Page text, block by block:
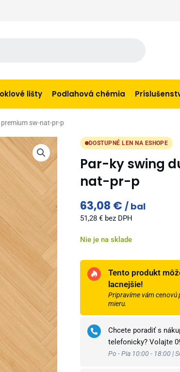
lišty Podlahová chémia
sw-nat-pr-p
DOSTUPNÉ LEN NA ESHOPE
Par-ky swing
nat-pr-p
63,08 € bal
51,28 € bez DPH
Nie je na sklade
Tento produkt
lacnejšie!
Pripravíme vám cenovú
mieru.
Chcete poradiť s
telefonicky? Volajte
Po - Pia 10:00 - 18:00 |